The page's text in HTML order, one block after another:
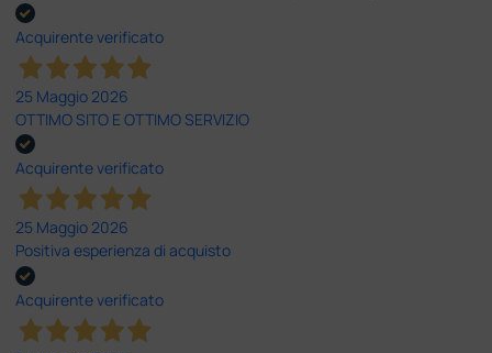
Acquirente verificato
25 Maggio 2026
OTTIMO SITO E OTTIMO SERVIZIO
Acquirente verificato
25 Maggio 2026
Positiva esperienza di acquisto
Acquirente verificato